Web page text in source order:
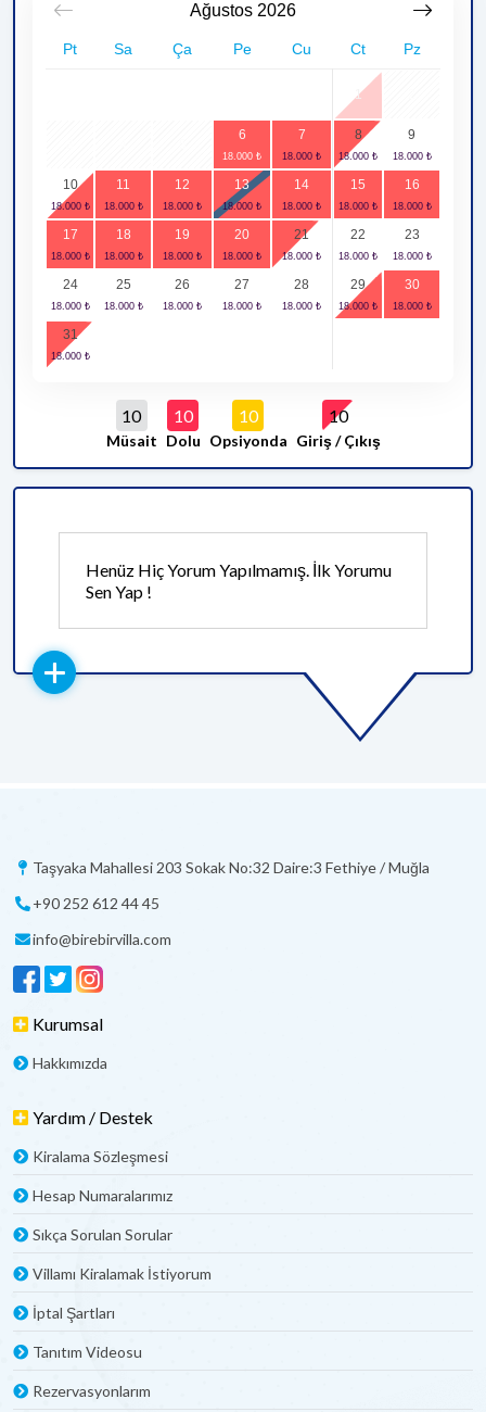
Ağustos 2026
Pt Sa Ça Pe Cu Ct Pz
1
6 7 8 9
10 11 12 13 14 15 16
17 18 19 20 21 22 23
24 25 26 27 28 29 30
31
10
Müsait
10
Dolu
10
Opsiyonda
10
Giriş / Çıkış
Henüz Hiç Yorum Yapılmamış. İlk Yorumu
Sen Yap !
Taşyaka Mahallesi 203 Sokak No:32 Daire:3 Fethiye / Muğla
+90 252 612 44 45
info@birebirvilla.com
Kurumsal
Hakkımızda
Yardım / Destek
Kiralama Sözleşmesi
Hesap Numaralarımız
Sıkça Sorulan Sorular
Villamı Kiralamak İstiyorum
İptal Şartları
Tanıtım Videosu
Rezervasyonlarım